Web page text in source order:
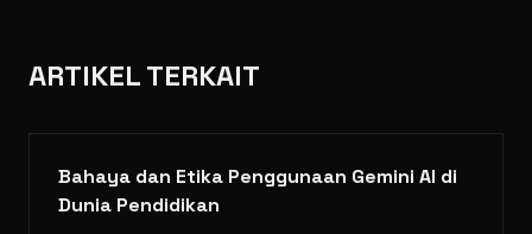
ARTIKEL TERKAIT
Bahaya dan Etika Penggunaan Gemini AI di
Dunia Pendidikan